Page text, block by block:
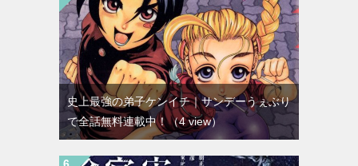
史上最強の弟子ケンイチ｜サンデーうぇぶり
で全話無料連載中！（4 view）